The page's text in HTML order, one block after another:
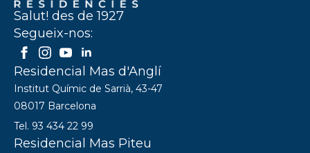
Salut! des de 1927
Segueix-nos:
Residencial Mas d'Anglí
Institut Químic de Sarrià, 43-47
08017 Barcelona
Tel. 93 434 22 99
Residencial Mas Piteu